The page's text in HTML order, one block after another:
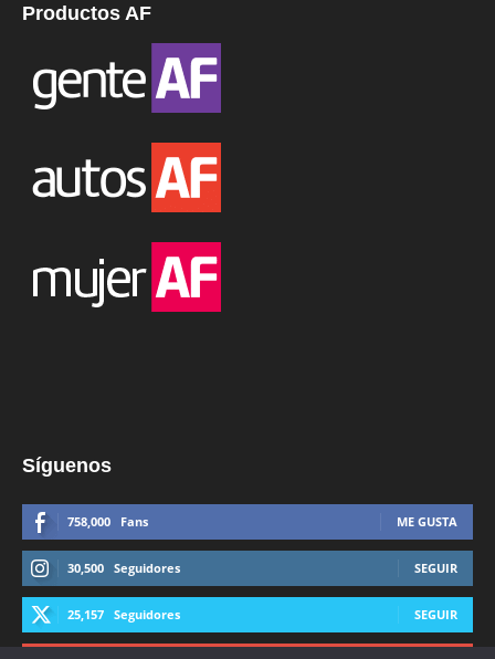
Productos AF
Síguenos
758,000 Fans ME GUSTA
30,500 Seguidores SEGUIR
25,157 Seguidores SEGUIR